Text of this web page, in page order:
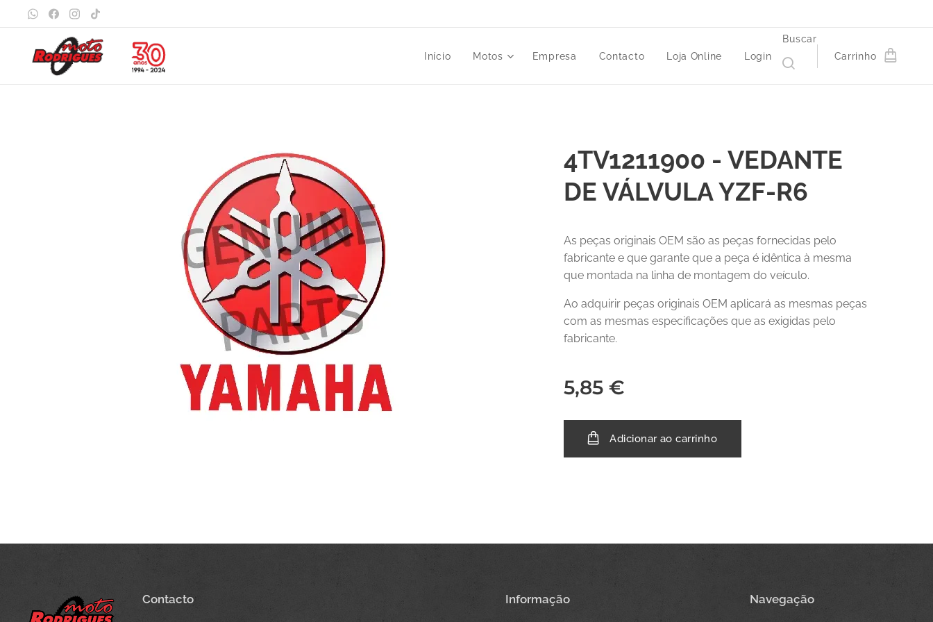
Início Motos Empresa Contacto Loja Online Login
Buscar
Carrinho
4TV1211900 - VEDANTE
DE VÁLVULA YZF-R6
As peças originais OEM são as peças fornecidas pelo
fabricante e que garante que a peça é idêntica à mesma
que montada na linha de montagem do veículo.
Ao adquirir peças originais OEM aplicará as mesmas peças
com as mesmas especificações que as exigidas pelo
fabricante.
5,85 €
Adicionar ao carrinho
Contacto Informação Navegação